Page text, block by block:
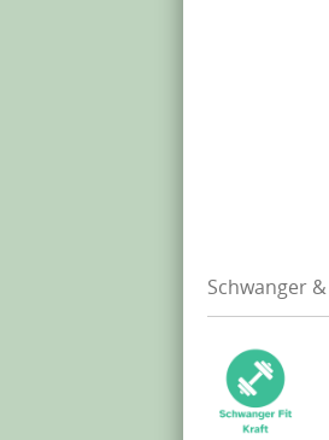
Schwanger